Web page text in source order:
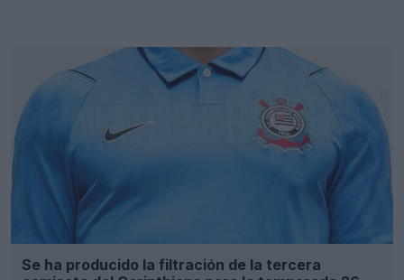
Se ha producido la filtración de la tercera